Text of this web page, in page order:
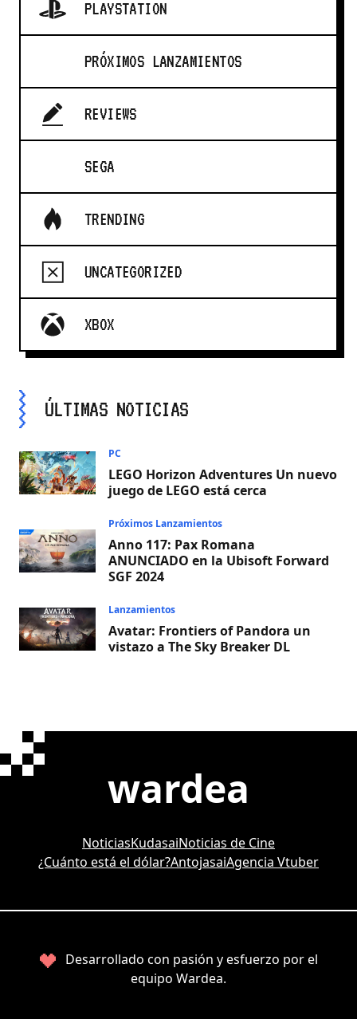
PLAYSTATION
PRÓXIMOS LANZAMIENTOS
REVIEWS
SEGA
TRENDING
UNCATEGORIZED
XBOX
ÚLTIMAS NOTICIAS
PC
LEGO Horizon Adventures Un nuevo
juego de LEGO está cerca
Próximos Lanzamientos
Anno 117: Pax Romana
ANUNCIADO en la Ubisoft Forward
SGF 2024
Lanzamientos
Avatar: Frontiers of Pandora un
vistazo a The Sky Breaker DL
wardea
NoticiasKudasaiNoticias de Cine
¿Cuánto está el dólar?AntojasaiAgencia Vtuber
Desarrollado con pasión y esfuerzo por el
equipo Wardea.